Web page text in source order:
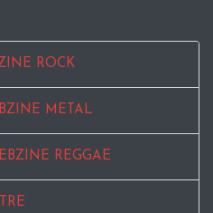
ROCK
METAL
REGGAE